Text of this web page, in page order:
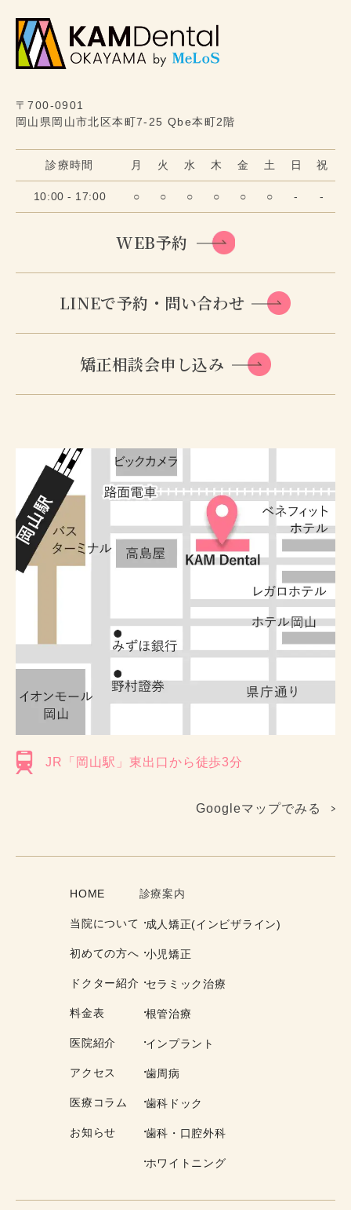
〒700-0901
岡山県岡山市北区本町7-25 Qbe本町2階
診療時間 月 火 水 木 金 土 日 祝
10:00 - 17:00 ○ ○ ○ ○ ○ ○ - -
WEB予約
LINEで予約・問い合わせ
矯正相談会申し込み
JR「岡山駅」東出口から徒歩3分
Googleマップでみる
HOME
当院について
初めての方へ
ドクター紹介
料金表
医院紹介
アクセス
医療コラム
お知らせ
診療案内
成人矯正(インビザライン)
小児矯正
セラミック治療
根管治療
インプラント
歯周病
歯科ドック
歯科・口腔外科
ホワイトニング